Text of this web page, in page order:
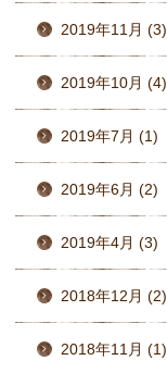
2019年11月 (3)
2019年10月 (4)
2019年7月 (1)
2019年6月 (2)
2019年4月 (3)
2018年12月 (2)
2018年11月 (1)